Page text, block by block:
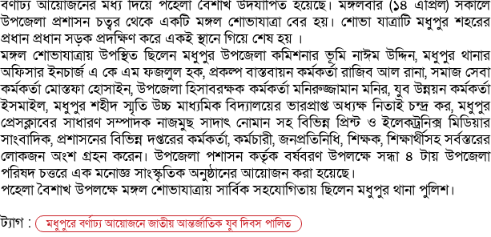
বর্ণাঢ্য আয়োজনের মধ্য দিয়ে পহেলা বৈশাখ উদযাপিত হয়েছে। মঙ্গলবার (১৪ এপ্রিল) সকালে
উপজেলা প্রশাসন চত্বর থেকে একটি মঙ্গল শোভাযাত্রা বের হয়। শোভা যাত্রাটি মধুপুর শহরের
প্রধান প্রধান সড়ক প্রদক্ষিণ করে একই স্থানে গিয়ে শেষ হয় ।
মঙ্গল শোভাযাত্রায় উপস্থিত ছিলেন মধুপুর উপজেলা কমিশনার ভূমি নাঈম উদ্দিন, মধুপুর থানার
অফিসার ইনচার্জ এ কে এম ফজলুল হক, প্রকল্প বাস্তবায়ন কর্মকর্তা রাজিব আল রানা, সমাজ সেবা
কর্মকর্তা মোস্তফা হোসাইন, উপজেলা হিসাবরক্ষক কর্মকর্তা মনিরুজ্জামান মনির, যুব উন্নয়ন কর্মকর্তা
ইসমাইল, মধুপুর শহীদ স্মৃতি উচ্চ মাধ্যমিক বিদ্যালয়ের ভারপ্রাপ্ত অধ্যক্ষ নিতাই চন্দ্র কর, মধুপুর
প্রেসক্লাবের সাধারণ সম্পাদক নাজমুছ সাদাৎ নোমান সহ বিভিন্ন প্রিন্ট ও ইলেকট্রনিক্স মিডিয়ার
সাংবাদিক, প্রশাসনের বিভিন্ন দপ্তরের কর্মকর্তা, কর্মচারী, জনপ্রতিনিধি, শিক্ষক, শিক্ষার্থীসহ সর্বস্তরের
লোকজন অংশ গ্রহন করেন। উপজেলা পশাসন কর্তৃক বর্ষবরণ উপলক্ষে সন্ধা ৪ টায় উপজেলা
পরিষদ চত্তরে এক মনোজ্ঞ সাংস্কৃতিক অনুষ্ঠানের আয়োজন করা হয়েছে।
পহেলা বৈশাখ উপলক্ষে মঙ্গল শোভাযাত্রায় সার্বিক সহযোগিতায় ছিলেন মধুপুর থানা পুলিশ।
ট্যাগ :
মধুপুরে বর্ণাঢ্য আয়োজনে জাতীয় আন্তর্জাতিক যুব দিবস পালিত